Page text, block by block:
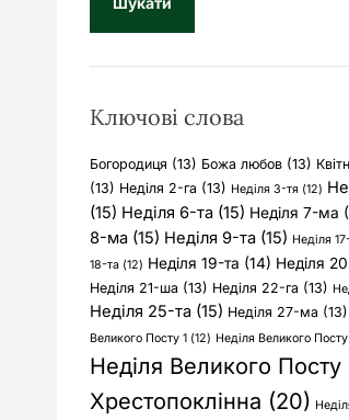
к
Ключові слова
Богородиця (13) Божа любов (13)
(13) Неділя 2-га (13) Неділя 3-тя (12)
(15) Неділя 6-та (15) Неділя 7-ма
8-ма (15) Неділя 9-та (15) Неділя
18-та (12) Неділя 19-та (14) Неділя
Неділя 21-ша (13) Неділя 22-га (13)
Неділя 25-та (15) Неділя 27-ма (13)
Великого Посту 1 (12) Неділя Великого
Неділя Великого Посту
Хрестопоклінна (20)